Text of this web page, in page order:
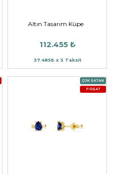
Altın Tasarım Küpe
112.455 ₺
37.485₺ x 3 Taksit
ÇOK SATAN
FIRSAT